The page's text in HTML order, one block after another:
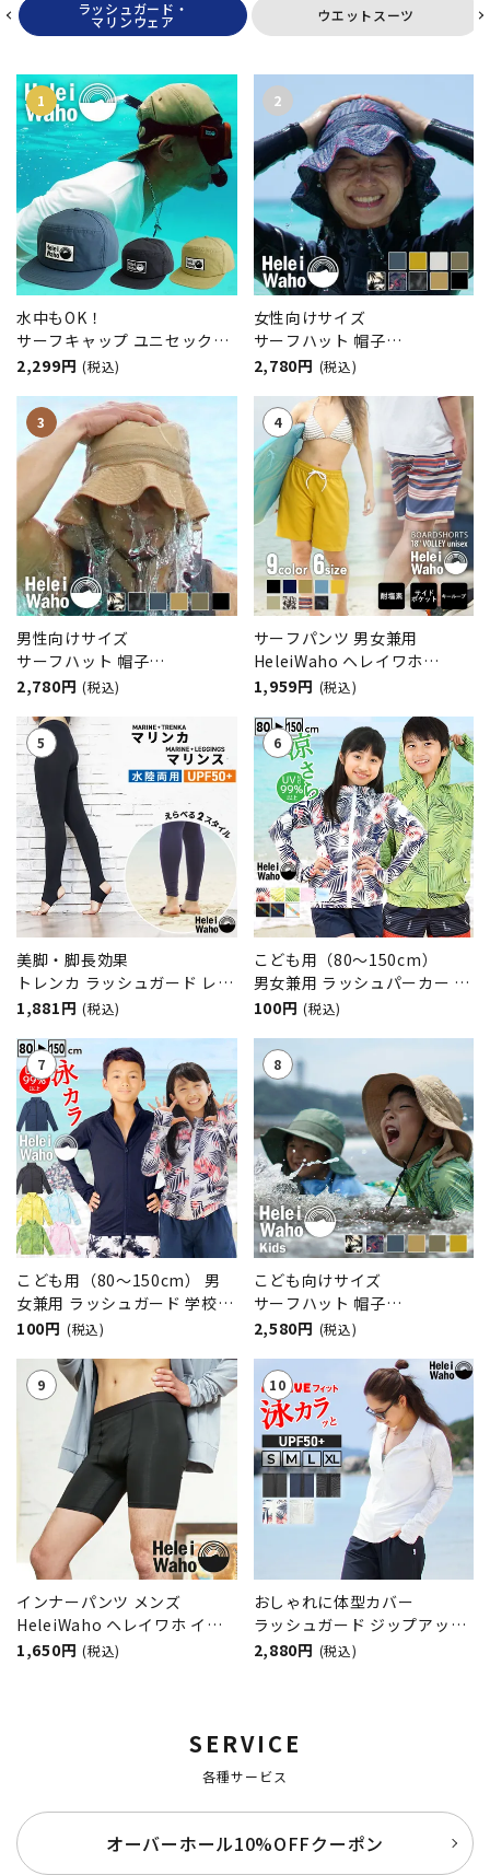
ラッシュガード・
マリンウェア ウエットスーツ
水中もOK！
サーフキャップ ユニセックス
メンズ レディース
ット サーフィン シュノーケリ
ング ダイビング 水陸両用
2,299円 (税込)
女性向けサイズ
サーフハット 帽子
HeleiWaho/ヘレイワホ UVカ
症予防
2,780円 (税込)
男性向けサイズ
サーフハット 帽子
HeleiWaho/ヘレイワホ UVカ
症予防
2,780円 (税込)
サーフパンツ 男女兼用
HeleiWaho ヘレイワホ
VOLLEY ボードショーツ ハー
用 体型カバー
1,959円 (税込)
美脚・脚長効果
トレンカ ラッシュガード レデ
ィース HeleiWaho ヘレイワ
め 接触冷感 シュノーケリング
海 プール
1,881円 (税込)
こども用（80～150cm）
男女兼用 ラッシュパーカー キ
ッズ ジュニア HeleiWaho ヘ
100円 (税込)
こども用（80～150cm） 男
女兼用 ラッシュガード 学校
スクール プール 水泳 UPF50+
ワホ
100円 (税込)
こども向けサイズ
サーフハット 帽子
HeleiWaho ヘレイワホ UVカ
症予防
2,580円 (税込)
インナーパンツ メンズ
HeleiWaho ヘレイワホ イン
ナー ラッシュガード素材 スト
1,650円 (税込)
おしゃれに体型カバー
ラッシュガード ジップアップ
レディース フードなし
海
2,880円 (税込)
SERVICE
各種サービス
オーバーホール10%OFFクーポン